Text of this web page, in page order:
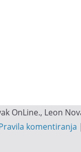
OnLine., Leon
komentiranja |